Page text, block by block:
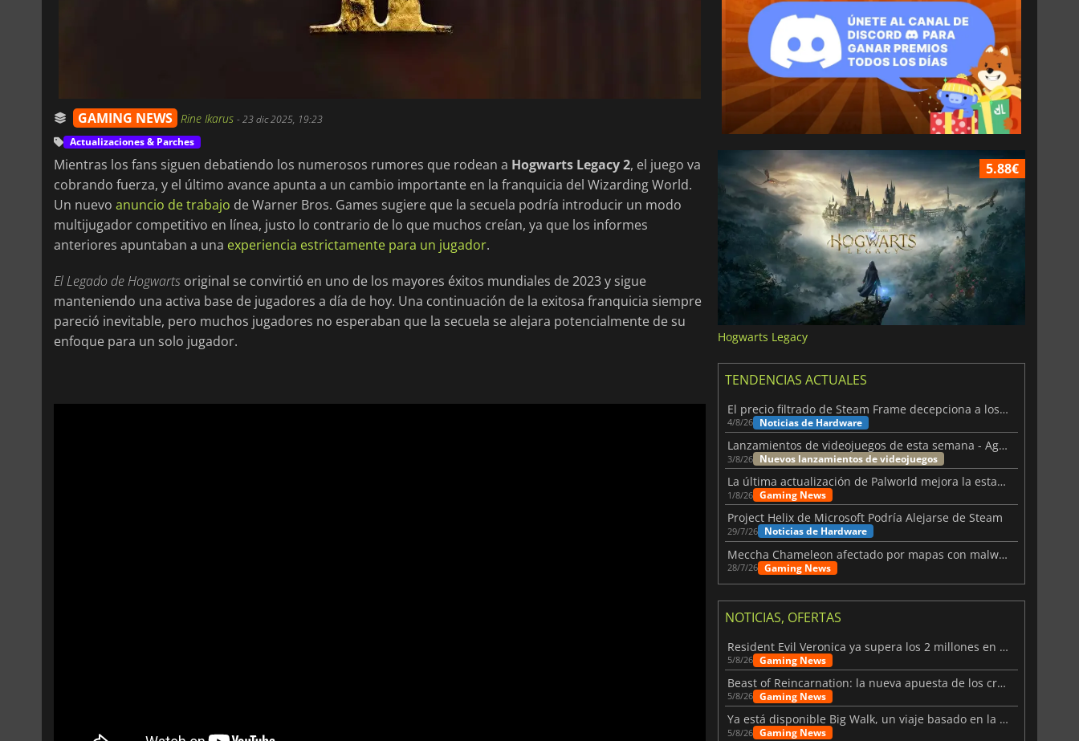
GAMING NEWS Rine Ikarus -23 dic 2025, 19:23
Actualizaciones & Parches
Mientras los fans siguen debatiendo los numerosos rumores que rodean a Hogwarts Legacy 2, el juego va
cobrando fuerza, y el último avance apunta a un cambio importante en la franquicia del Wizarding World.
Un nuevo anuncio de trabajo de Warner Bros. Games sugiere que la secuela podría introducir un modo
multijugador competitivo en línea, justo lo contrario de lo que muchos creían, ya que los informes
anteriores apuntaban a una experiencia estrictamente para un jugador.
El Legado de Hogwarts original se convirtió en uno de los mayores éxitos mundiales de 2023 y sigue
manteniendo una activa base de jugadores a día de hoy. Una continuación de la exitosa franquicia siempre
pareció inevitable, pero muchos jugadores no esperaban que la secuela se alejara potencialmente de su
enfoque para un solo jugador.
5.88€
Hogwarts Legacy
TENDENCIAS ACTUALES
El precio filtrado de Steam Frame decepciona a los usuarios
4/8/26 Noticias de Hardware
Lanzamientos de videojuegos de esta semana - Agosto de 2026 (semana 32)
3/8/26 Nuevos lanzamientos de videojuegos
La última actualización de Palworld mejora la estabilidad
1/8/26 Gaming News
Project Helix de Microsoft Podría Alejarse de Steam
29/7/26 Noticias de Hardware
Meccha Chameleon afectado por mapas con malware y Discord
28/7/26 Gaming News
NOTICIAS, OFERTAS
Resident Evil Veronica ya supera los 2 millones en listas de deseados
5/8/26 Gaming News
Beast of Reincarnation: la nueva apuesta de los creadores de Pokémon
5/8/26 Gaming News
Ya está disponible Big Walk, un viaje basado en la amistad
5/8/26 Gaming News